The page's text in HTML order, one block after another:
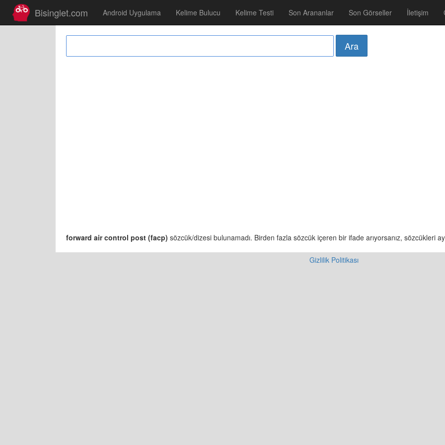
Bisinglet.com Android Uygulama Kelime Bulucu Kelime Testi Son Arananlar Son Görseller İletişim
forward air control post (facp) sözcük/dizesi bulunamadı. Birden fazla sözcük içeren bir ifade arıyorsanız, sözcükleri
Gizlilik Politikası